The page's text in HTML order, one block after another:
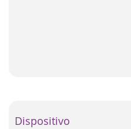
Dispositivo